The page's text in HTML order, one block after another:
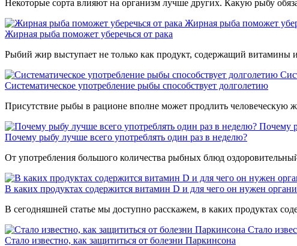
Некоторые сорта влияют на организм лучше других. Какую рыбу
Жирная рыба поможет
Жирная рыба поможет уберечься от рака
Рыбий жир выступает не только как продукт, содержащий витамины
Систематическое употребление рыбы способствует долголетию
Присутствие рыбы в рационе вполне может продлить человеческую
Почему
Почему рыбу лучше всего употреблять один раз в неделю?
От употребления большого количества рыбных блюд
В каких продуктах содержится витамин D и для чего он нужен
В сегодняшней статье мы доступно расскажем, в каких продуктах
Стало
Стало известно, как защититься от болезни Паркинсона